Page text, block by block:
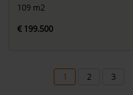
109 m2
€ 199.500
1 2 3